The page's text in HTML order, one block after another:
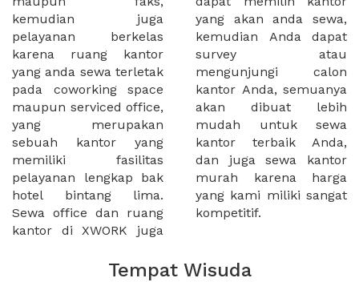
kemudian juga
pelayanan berkelas
karena ruang kantor
yang anda sewa terletak
pada coworking space
maupun serviced office,
yang merupakan
sebuah kantor yang
memiliki fasilitas
pelayanan lengkap bak
hotel bintang lima.
Sewa office dan ruang
kantor di XWORK juga
yang akan anda sewa,
kemudian Anda dapat
survey atau
mengunjungi calon
kantor Anda, semuanya
akan dibuat lebih
mudah untuk sewa
kantor terbaik Anda,
dan juga sewa kantor
murah karena harga
yang kami miliki sangat
kompetitif.
Tempat Wisuda